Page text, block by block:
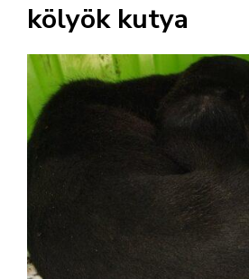
kölyök kutya